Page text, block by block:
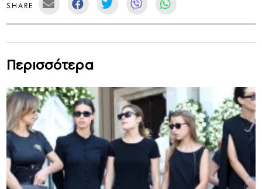
SHARE
Περισσότερα